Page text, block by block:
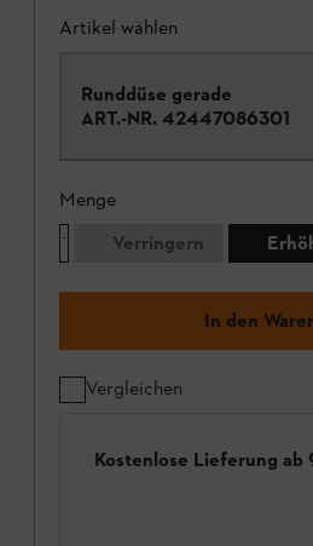
Artikel wählen
Runddüse gerade
ART.-NR. 42447086301
Menge
Verringern
In den
Vergleichen
Kostenlose Lieferung ab